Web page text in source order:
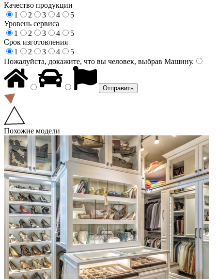
Качество продукции
1
2 3 4
5
Уровень сервиса
1
2 3 4
5
Срок изготовления
1
2 3 4
5
Пожалуйста, докажите, что вы человек, выбрав Машину.
Похожие модели